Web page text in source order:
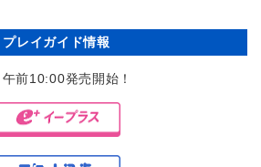
プレイガイド情報
前10:00発売開始！